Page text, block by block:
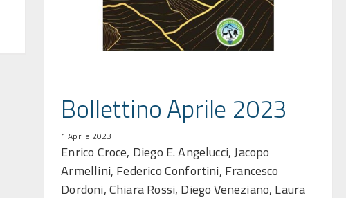
Bollettino Aprile 2023
1 Aprile 2023
Enrico Croce, Diego E. Angelucci, Jacopo
Armellini, Federico Confortini, Francesco
Dordoni, Chiara Rossi, Diego Veneziano, Laura